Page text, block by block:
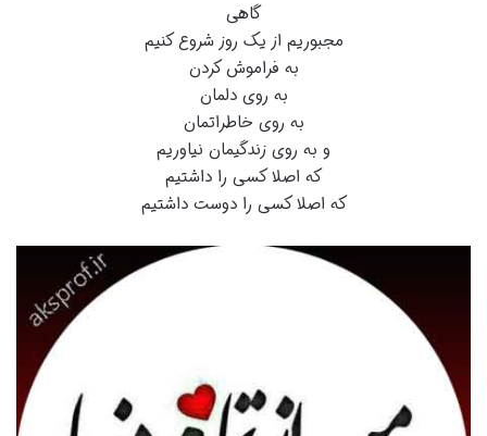
گاهی
مجبوریم از یک روز شروع کنیم
به فراموش کردن
به روی دلمان
به روی خاطراتمان
و به روی زندگیمان نیاوریم
که اصلا کسی را داشتیم
که اصلا کسی را دوست داشتیم